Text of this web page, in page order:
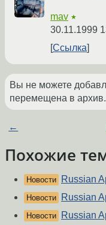
mav ★
30.11.1999
Ссылка
Вы не можете
перемещена в архив.
←
Похожие
Новости Russian
Новости Russian
Новости Russian